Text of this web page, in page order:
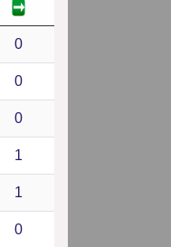
0
0
0
1
1
0